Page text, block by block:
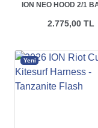
ION NEO HOOD 2/1
2.775,00 TL
Yeni